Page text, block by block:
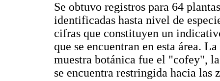
Se obtuvo registros para 64
identificadas hasta nivel de
cifras que constituyen un
que se encuentran en esta área.
muestra botánica fue el "cofey",
se encuentra restringida hacia las